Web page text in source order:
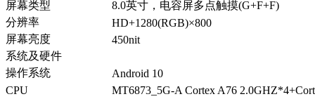
屏幕类型
8.0英寸，电容屏多点触摸(G+F+F)
分辨率
HD+1280(RGB)×800
屏幕亮度
450nit
系统及硬件
操作系统
Android 10
CPU
MT6873_5G-A Cortex A76